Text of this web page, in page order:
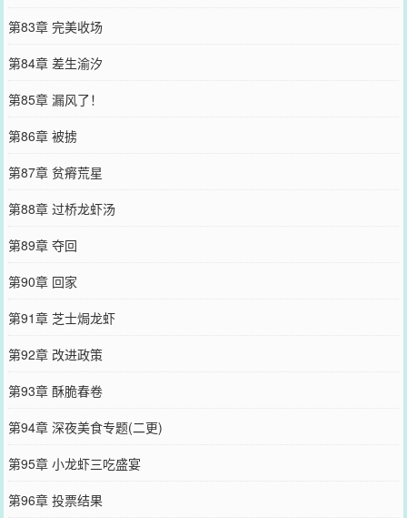
第83章 完美收场
第84章 差生渝汐
第85章 漏风了！
第86章 被掳
第87章 贫瘠荒星
第88章 过桥龙虾汤
第89章 夺回
第90章 回家
第91章 芝士焗龙虾
第92章 改进政策
第93章 酥脆春卷
第94章 深夜美食专题(二更)
第95章 小龙虾三吃盛宴
第96章 投票结果